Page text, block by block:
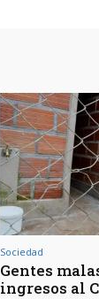
Sociedad
Gentes
ingresos al